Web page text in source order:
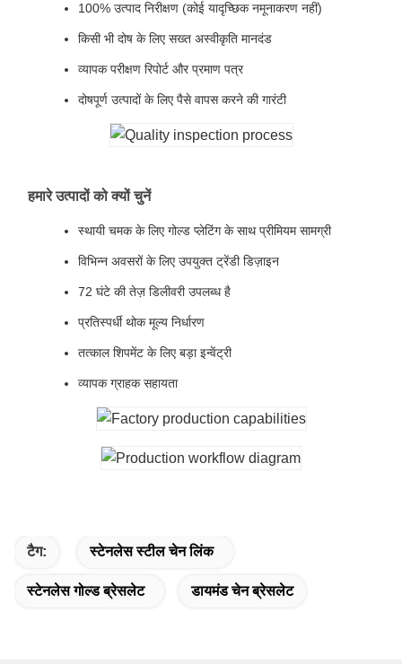
100% उत्पाद निरीक्षण (कोई यादृच्छिक नमूनाकरण नहीं)
किसी भी दोष के लिए सख्त अस्वीकृति मानदंड
व्यापक परीक्षण रिपोर्ट और प्रमाण पत्र
दोषपूर्ण उत्पादों के लिए पैसे वापस करने की गारंटी
हमारे उत्पादों को क्यों चुनें
स्थायी चमक के लिए गोल्ड प्लेटिंग के साथ प्रीमियम सामग्री
विभिन्न अवसरों के लिए उपयुक्त ट्रेंडी डिज़ाइन
72 घंटे की तेज़ डिलीवरी उपलब्ध है
प्रतिस्पर्धी थोक मूल्य निर्धारण
तत्काल शिपमेंट के लिए बड़ा इन्वेंट्री
व्यापक ग्राहक सहायता
टैग: स्टेनलेस स्टील चेन लिंक
स्टेनलेस गोल्ड ब्रेसलेट डायमंड चेन ब्रेसलेट